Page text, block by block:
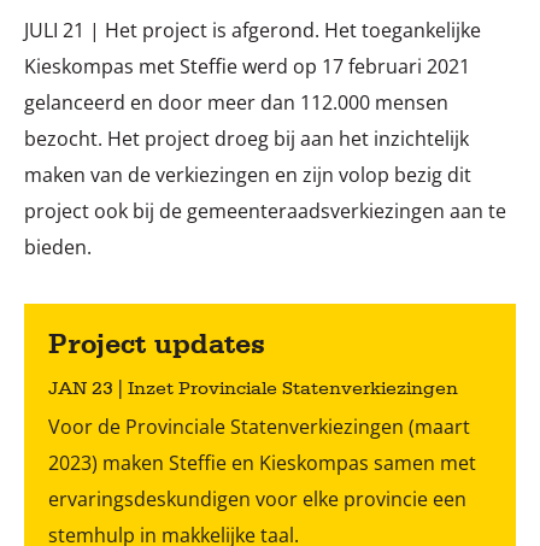
JULI 21 | Het project is afgerond. Het toegankelijke
Kieskompas met Steffie werd op 17 februari 2021
gelanceerd en door meer dan 112.000 mensen
bezocht. Het project droeg bij aan het inzichtelijk
maken van de verkiezingen en zijn volop bezig dit
project ook bij de gemeenteraadsverkiezingen aan te
bieden.
Project updates
JAN 23 | Inzet Provinciale Statenverkiezingen
Voor de Provinciale Statenverkiezingen (maart
2023) maken Steffie en Kieskompas samen met
ervaringsdeskundigen voor elke provincie een
stemhulp in makkelijke taal.